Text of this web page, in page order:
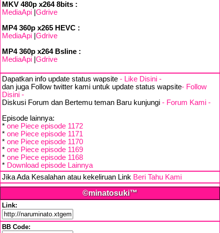
MKV 480p x264 8bits :
MediaApi Gdrive
MP4 360p x265 HEVC :
MediaApi Gdrive
MP4 360p x264 Bsline :
MediaApi Gdrive
Dapatkan info update status wapsite - Like Disini -
dan juga Follow twitter kami untuk update status wapsite- Follow
Disini -
Diskusi Forum dan Bertemu teman Baru kunjungi - Forum Kami -
Episode lainnya:
* one Piece episode 1172
* one Piece episode 1171
* one Piece episode 1170
* one Piece episode 1169
* one Piece episode 1168
* Download episode Lainnya
Jika Ada Kesalahan atau kekeliruan Link Beri Tahu Kami
©minatosuki™
Link:
BB Code: